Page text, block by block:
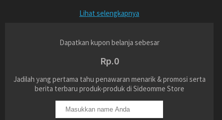
Lihat selengkapnya
Dapatkan kupon belanja sebesar
Rp.0
Jadilah yang pertama tahu penawaran menarik & promosi serta
berita terbaru produk-produk di Sideomme Store